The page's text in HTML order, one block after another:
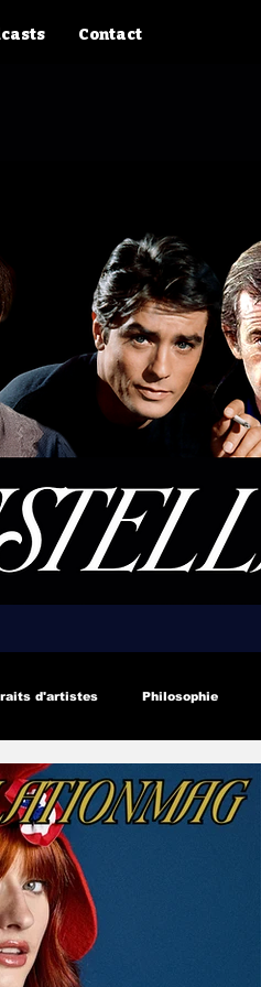
Contact
d'artistes Philosophie
Jeux Vidéos Carnets de Voyage